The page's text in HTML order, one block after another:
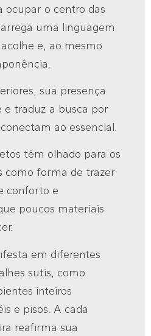
ocupar o centro das
uma linguagem
e, ao mesmo
sua presença
e traduz a busca por
ao essencial.
têm olhado para os
como forma de trazer
conforto e
poucos materiais
em diferentes
sutis, como
inteiros
e pisos. A cada
reafirma sua